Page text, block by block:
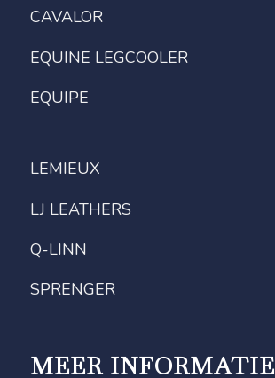
CAVALOR
EQUINE LEGCOOLER
EQUIPE
LEMIEUX
LJ LEATHERS
Q-LINN
SPRENGER
MEER INFORMATIE